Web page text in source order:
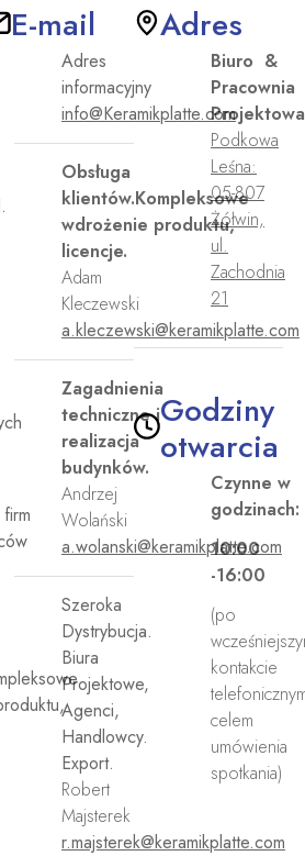
E-mail
Adres
informacyjny
info@Keramikplatte.com
Obsługa
klientów.Kompleksowe
wdrożenie produktu,
licencje.
Adam
Kleczewski
a.kleczewski@keramikplatte.com
Zagadnienia
techniczne i
realizacja
budynków.
Andrzej
Wolański
a.wolanski@keramikplatte.com
Szeroka
Dystrybucja.
Biura
Projektowe,
Agenci,
Handlowcy.
Export.
Robert
Majsterek
r.majsterek@keramikplatte.com
Adres
Biuro &
Pracownia
Projektowa
Podkowa
Leśna:
05-807
Żółwin,
ul.
Zachodnia
21
Godziny
otwarcia
Czynne w
godzinach:
10:00
-16:00
(po
kontakcie
celem
umówienia
spotkania)